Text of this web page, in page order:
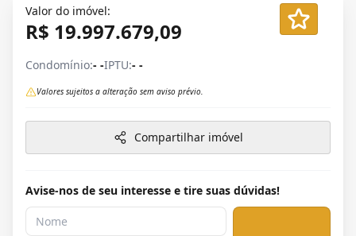
Valor do imóvel:
R$ 19.997.679,09
Condomínio:- -IPTU:- -
Valores sujeitos a alteração sem aviso prévio.
Compartilhar imóvel
Avise-nos de seu interesse e tire suas dúvidas!